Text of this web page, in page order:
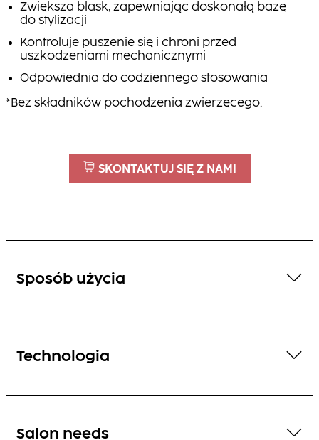
Zwiększa blask, zapewniając doskonałą bazę
do stylizacji
Kontroluje puszenie się i chroni przed
uszkodzeniami mechanicznymi
Odpowiednia do codziennego stosowania
*Bez składników pochodzenia zwierzęcego.
SKONTAKTUJ SIĘ Z NAMI
Sposób użycia
Technologia
Salon needs